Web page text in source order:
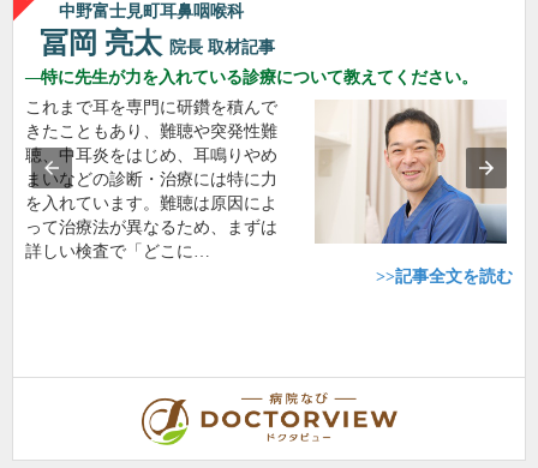
中野富士見町耳鼻咽喉科
冨岡 亮太 院長 取材記事
特に先生が力を入れている診療について教えてください。
これまで耳を専門に研鑽を積んで
きたこともあり、難聴や突発性難
聴、中耳炎をはじめ、耳鳴りやめ
まいなどの診断・治療には特に力
を入れています。難聴は原因によ
って治療法が異なるため、まずは
詳しい検査で「どこに…
>>記事全文を読む